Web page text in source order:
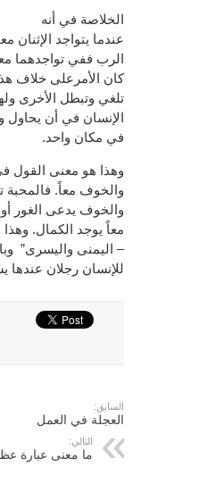
الخلاصة في أنه
عندما يتواجد الإثنان
الرب ففي تواجدهما
كان الأمرعلى خلاف
تلغي وتبطل الأخرى
الإنسان في أن يحاول
في مكان واحد.
وهذا هو معنى القول
والخوف معاً. فالمحبة
والخوف يدعى الغور
معاً يوجد الكمال.
– اليمنى واليسرى”
للإنسان رجلان
السابق:
العجلة في العمل
التالي:
ما معنى عبارة